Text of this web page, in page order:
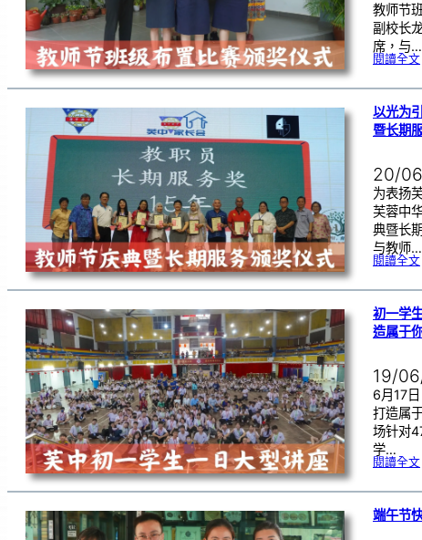
教师节
副校长
席，与…
閱讀全文:
以光为
暨长期
20/
为表扬
芙蓉中
典暨长
与教师…
閱讀全文:
初一学
造属于
19/
6月17
打造属
场针对
学…
閱讀全文:
端午节